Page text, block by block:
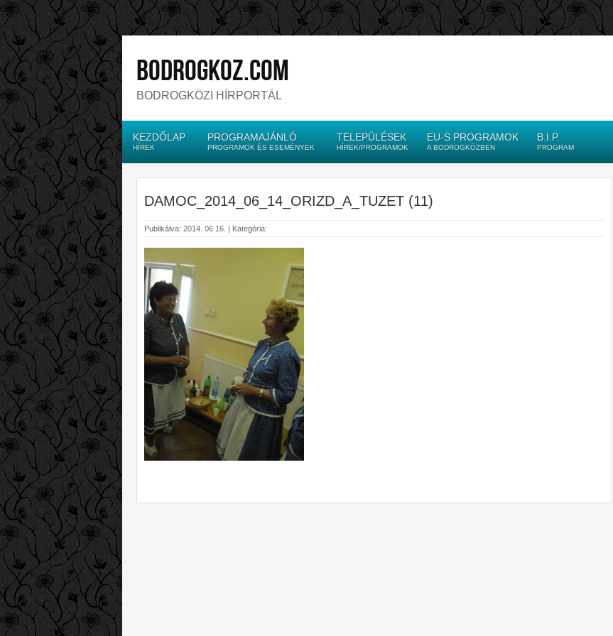
bodrogkoz.com
BODROGKÖZI HÍRPORTÁL
KEZDŐLAP
HÍREK
PROGRAMAJÁNLÓ
PROGRAMOK ÉS ESEMÉNYEK
TELEPÜLÉSEK
HÍREK/PROGRAMOK
EU-S PROGRAMOK
A BODROGKÖZBEN
B.I.P.
PROGRAM
DAMOC_2014_06_14_ORIZD_A_TUZET (11)
Publikálva: 2014. 06 16. | Kategória: